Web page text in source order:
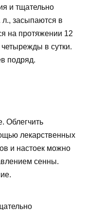
и тщательно
засыпаются в
на протяжении 12
четырежды в сутки.
подряд.
Облегчить
лекарственных
и настоек можно
сенны.